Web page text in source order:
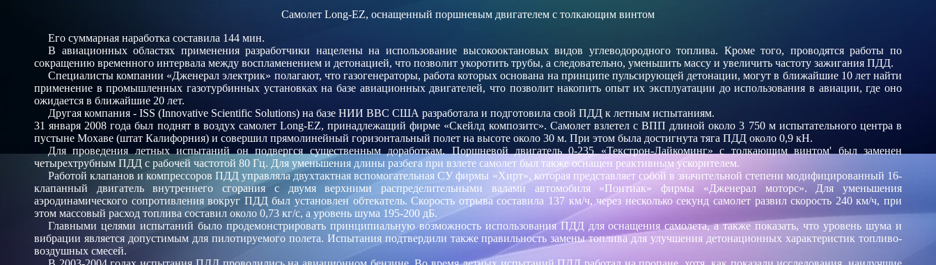
Самолет Long-EZ, оснащенный поршневым двигателем с толкающим винтом
Его суммарная наработка составила 144 мин.
В авиационных областях применения разработчики нацелены на использование высокооктановых видов углеводородного топлива. Кроме того, проводятся работы по
сокращению временного интервала между воспламенением и детонацией, что позволит укоротить трубы, а следовательно, уменьшить массу и увеличить частоту зажигания ПДД.
Специалисты компании «Дженерал электрик» полагают, что газогенераторы, работа которых основана на принципе пульсирующей детонации, могут в ближайшие 10 лет найти
применение в промышленных газотурбинных установках на базе авиационных двигателей, что позволит накопить опыт их эксплуатации до использования в авиации, где оно
ожидается в ближайшие 20 лет.
Другая компания - ISS (Innovative Scientific Solutions) на базе НИИ ВВС США разработала и подготовила свой ПДД к летным испытаниям.
31 января 2008 года был поднят в воздух самолет Long-EZ, принадлежащий фирме «Скейлд композитс». Самолет взлетел с ВПП длиной около 3 750 м испытательного центра в
пустыне Мохаве (штат Калифорния) и совершил прямолинейный горизонтальный полет на высоте около 30 м. При этом была достигнута тяга ПДД около 0,9 кН.
Для проведения летных испытаний он подвергся существенным доработкам. Поршневой двигатель 0-235 «Текстрон-Лайкоминг» с толкающим винтом' был заменен
четырехтрубным ПДД с рабочей частотой 80 Гц. Для уменьшения длины разбега при взлете самолет был также оснащен реактивным ускорителем.
Работой клапанов и компрессоров ПДД управляла двухтактная вспомогательная СУ фирмы «Хирт», которая представляет собой в значительной степени модифицированный 16-
клапанный двигатель внутреннего сгорания с двумя верхними распределительными валами автомобиля «Понтиак» фирмы «Дженерал моторс». Для уменьшения
аэродинамического сопротивления вокруг ПДД был установлен обтекатель. Скорость отрыва составила 137 км/ч, через несколько секунд самолет развил скорость 240 км/ч, при
этом массовый расход топлива составил около 0,73 кг/с, а уровень шума 195-200 дБ.
Главными целями испытаний было продемонстрировать принципиальную возможность использования ПДД для оснащения самолета, а также показать, что уровень шума и
вибрации является допустимым для пилотируемого полета. Испытания подтвердили также правильность замены топлива для улучшения детонационных характеристик топливо-
воздушных смесей.